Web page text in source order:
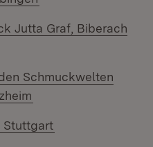
Jutta Graf, Biberach
Schmuckwelten
Stuttgart